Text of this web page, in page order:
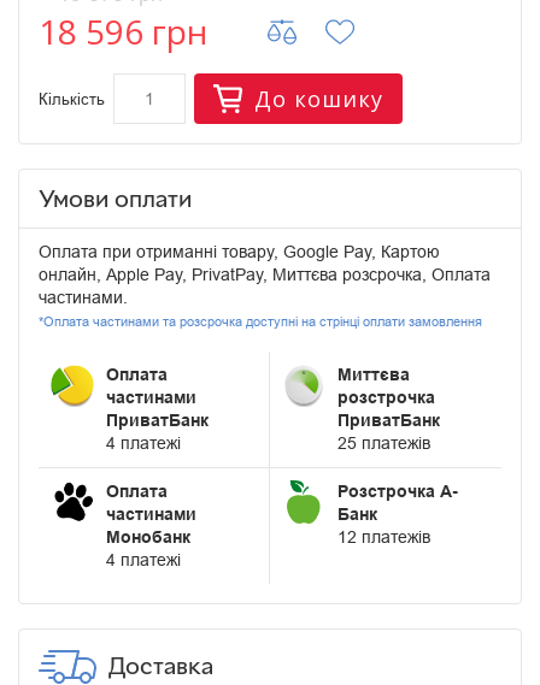
18 596 грн
Кількість До кошику
Умови оплати
Оплата при отриманні товару, Google Pay, Картою
онлайн, Apple Pay, PrivatPay, Миттєва розсрочка, Оплата
частинами.
*Оплата частинами та розсрочка доступні на стрінці оплати замовлення
Оплата
частинами
ПриватБанк
4 платежі
Миттєва
розстрочка
ПриватБанк
25 платежів
Оплата
частинами
Монобанк
4 платежі
Розстрочка А-
Банк
12 платежів
Доставка